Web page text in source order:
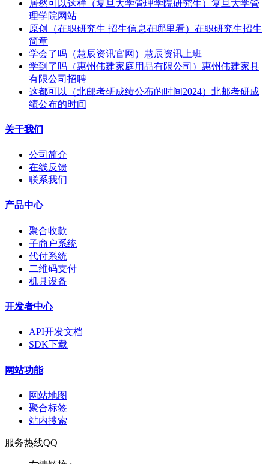
居然可以这样（复旦大学管理学院研究生）复旦大学管
理学院网站
原创（在职研究生 招生信息在哪里看）在职研究生招生
简章
学会了吗（慧辰资讯官网）慧辰资讯上班
学到了吗（惠州伟建家庭用品有限公司）惠州伟建家具
有限公司招聘
这都可以（北邮考研成绩公布的时间2024）北邮考研成
绩公布的时间
关于我们
公司简介
在线反馈
联系我们
产品中心
聚合收款
子商户系统
代付系统
二维码支付
机具设备
开发者中心
API开发文档
SDK下载
网站功能
网站地图
聚合标签
站内搜索
服务热线QQ